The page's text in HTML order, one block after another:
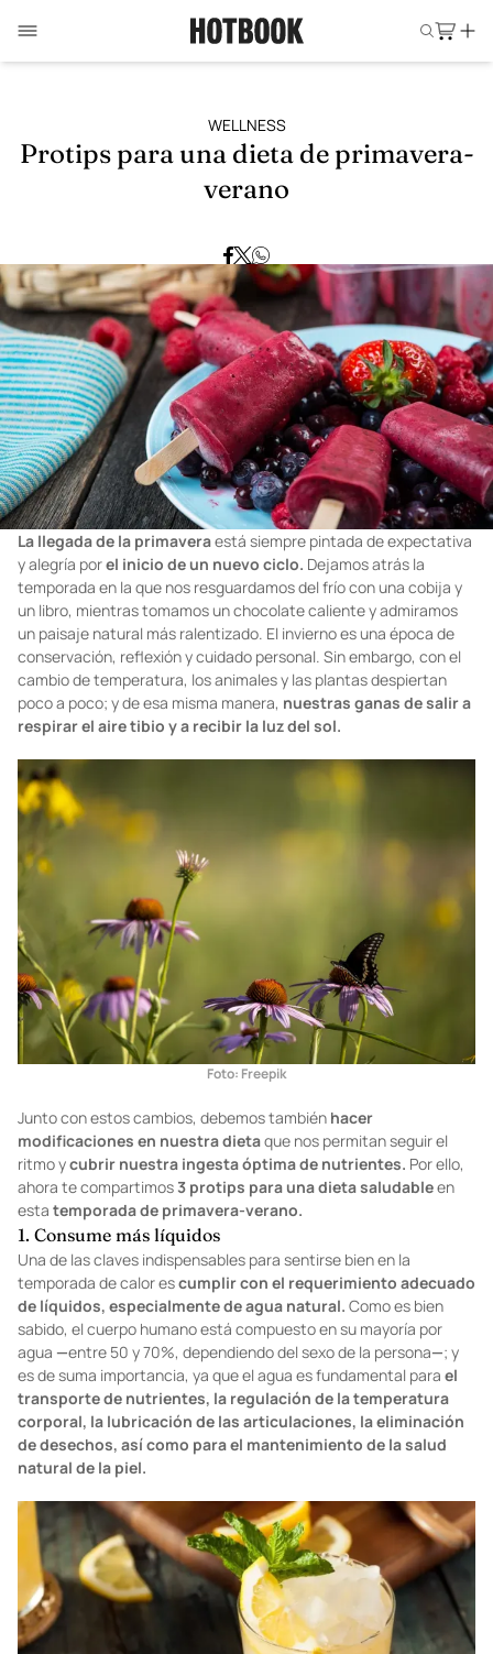
WELLNESS
Protips para una dieta de primavera-
verano
La llegada de la primaveraestá siempre pintada de expectativa
y alegría porel inicio de un nuevo ciclo. Dejamos atrás la
temporada en la que nos resguardamos del frío con una cobija y
un libro, mientras tomamos un chocolate caliente y admiramos
un paisaje natural más ralentizado. El invierno es una época de
conservación, reflexión y cuidado personal. Sin embargo, con el
cambio de temperatura, los animales y las plantas despiertan
poco a poco; y de esa misma manera, nuestras ganas de salir a
respirar el aire tibio y a recibir la luz del sol.
Foto: Freepik
Junto con estos cambios, debemos también hacer
modificaciones en nuestra dietaque nos permitan seguir el
ritmo ycubrir nuestra ingesta óptima de nutrientes. Por ello,
ahora te compartimos 3 protips para una dieta saludableen
esta temporada de primavera-verano.
1. Consume más líquidos
Una de las claves indispensables para sentirse bien en la
temporada de calor escumplir con el requerimiento adecuado
de líquidos, especialmente de agua natural. Como es bien
sabido, el cuerpo humano está compuesto en su mayoría por
agua —entre 50 y 70%, dependiendo del sexo de la persona—; y
es de suma importancia, ya que el agua es fundamental para el
transporte de nutrientes, la regulación de la temperatura
corporal, la lubricación de las articulaciones, la eliminación
de desechos, así como para el mantenimiento de la salud
natural de la piel.